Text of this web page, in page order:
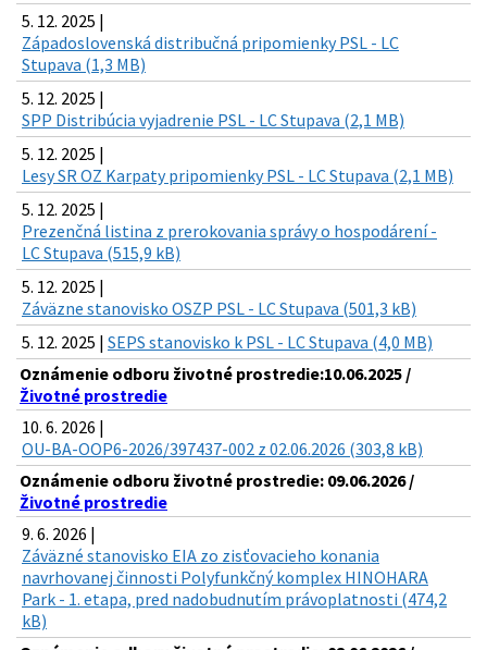
5. 12. 2025 |
Západoslovenská distribučná pripomienky PSL - LC
Stupava (1,3 MB)
5. 12. 2025 |
SPP Distribúcia vyjadrenie PSL - LC Stupava (2,1 MB)
5. 12. 2025 |
Lesy SR OZ Karpaty pripomienky PSL - LC Stupava (2,1 MB)
5. 12. 2025 |
Prezenčná listina z prerokovania správy o hospodárení -
LC Stupava (515,9 kB)
5. 12. 2025 |
Záväzne stanovisko OSZP PSL - LC Stupava (501,3 kB)
5. 12. 2025 | SEPS stanovisko k PSL - LC Stupava (4,0 MB)
Oznámenie odboru životné prostredie:10.06.2025 /
Životné prostredie
10. 6. 2026 |
OU-BA-OOP6-2026/397437-002 z 02.06.2026 (303,8 kB)
Oznámenie odboru životné prostredie: 09.06.2026 /
Životné prostredie
9. 6. 2026 |
Záväzné stanovisko EIA zo zisťovacieho konania
navrhovanej činnosti Polyfunkčný komplex HINOHARA
Park - 1. etapa, pred nadobudnutím právoplatnosti (474,2
kB)